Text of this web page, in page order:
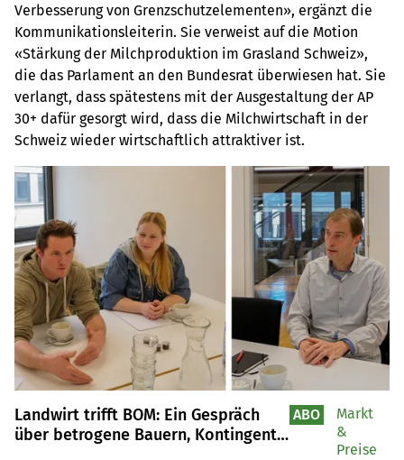
Verbesserung von Grenzschutzelementen», ergänzt die
Kommunikationsleiterin. Sie verweist auf die Motion
«Stärkung der Milchproduktion im Grasland Schweiz»,
die das Parlament an den Bundesrat überwiesen hat. Sie
verlangt, dass spätestens mit der Ausgestaltung der AP
30+ dafür gesorgt wird, dass die Milchwirtschaft in der
Schweiz wieder wirtschaftlich attraktiver ist.
Landwirt trifft BOM: Ein Gespräch
über betrogene Bauern, Kontingente
ABO
Markt
&
Preise